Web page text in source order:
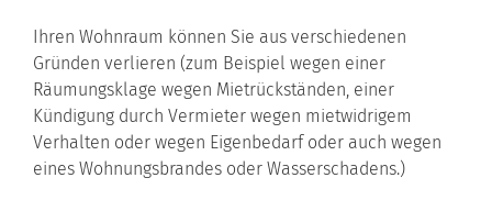
Ihren Wohnraum können Sie aus verschiedenen
Gründen verlieren (zum Beispiel wegen einer
Räumungsklage wegen Mietrückständen, einer
Kündigung durch Vermieter wegen mietwidrigem
Verhalten oder wegen Eigenbedarf oder auch wegen
eines Wohnungsbrandes oder Wasserschadens.)